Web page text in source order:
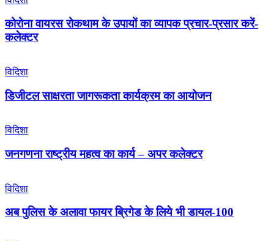
कोरोना वायरस रोकथाम के उपायों का व्यापक प्रचार-प्रसार करें-
कलेक्टर
विदिशा
डिजीटल साक्षरता जागरूकता कार्यक्रम का आयोजन
विदिशा
जनगणना राष्ट्रीय महत्व का कार्य – अपर कलेक्टर
विदिशा
अब पुलिस के अलावा फायर ब्रिगेड के लिये भी डायल-100